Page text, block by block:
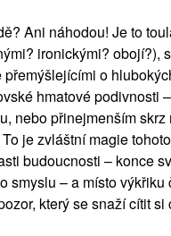
Ani náhodou! Je to
ironickými? obojí?),
přemýšlejícími o
hmatové podivnosti
nebo přinejmenším
je zvláštní magie
budoucnosti – konce
smyslu – a místo
který se snaží cítit